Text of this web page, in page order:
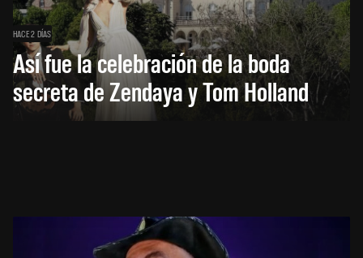
HACE 2 DÍAS
Así fue la celebración de la boda
secreta de Zendaya y Tom Holland